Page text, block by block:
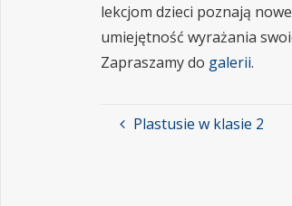
lekcjom dzieci poznają
umiejętność wyrażania
Zapraszamy do galerii.
Plastusie w klasie 2